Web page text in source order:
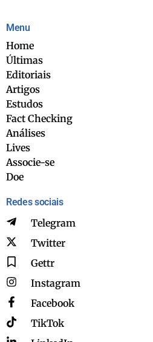
Menu
Home
Últimas
Editoriais
Artigos
Estudos
Fact Checking
Análises
Lives
Associe-se
Doe
Redes sociais
Telegram
Twitter
Gettr
Instagram
Facebook
TikTok